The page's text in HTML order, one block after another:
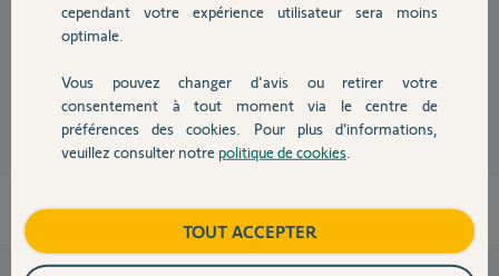
Devis avec un pro
Contact
http://forum.somfy.fr/questions/927082-recherche-notice-pr-
vectram-50-12-csi-rts
Sylvain C. il y a environ 11 ans
cependant votre expérience utilisateur sera moins
optimale.
Vous pouvez changer d'avis ou retirer votre
consentement à tout moment via le centre de
préférences des cookies. Pour plus d’informations,
veuillez consulter notre politique de cookies
TOUT ACCEPTER